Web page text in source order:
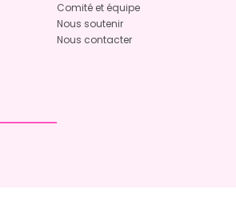
Comité et équipe
Nous soutenir
Nous contacter